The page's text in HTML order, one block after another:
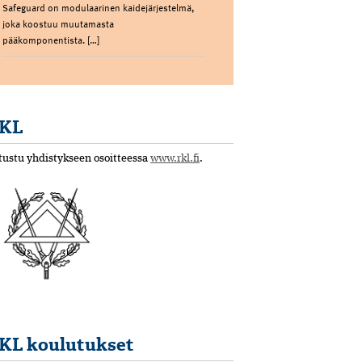
Safeguard on modulaarinen kaidejärjestelmä,
joka koostuu muutamasta
pääkomponentista. […]
yhdistykseen osoitteessa www.rkl.fi.
koulutukset